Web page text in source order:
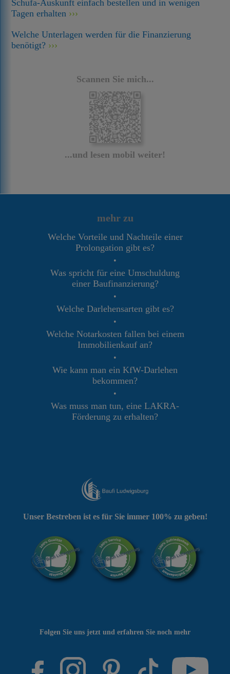
Schufa-Auskunft einfach bestellen und in wenigen
Tagen erhalten
Welche Unterlagen werden für die Finanzierung
benötigt?
Scannen Sie mich...
...und lesen mobil weiter!
mehr zu
Welche Vorteile und Nachteile einer
Prolongation gibt es?
•
Was spricht für eine Umschuldung
einer Baufinanzierung?
•
Welche Darlehensarten gibt es?
•
Welche Notarkosten fallen bei einem
Immobilienkauf an?
•
Wie kann man ein KfW-Darlehen
bekommen?
•
Was muss man tun, eine LAKRA-
Förderung zu erhalten?
Folgen Sie uns jetzt und erfahren Sie noch mehr
Unser Bestreben ist es für Sie immer 100% zu geben!